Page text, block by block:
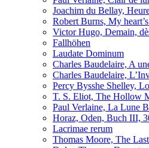
Joachim du Bellay,
Robert Burns, My
Victor Hugo, Demain,
Fallhöhen
Laudate Dominum
Charles Baudelaire, A
Charles Baudelaire,
Percy Bysshe Shelley,
T. S. Eliot, The Hollow
Paul Verlaine, La Lune
Horaz, Oden, Buch III,
Lacrimae rerum
Thomas Moore, The